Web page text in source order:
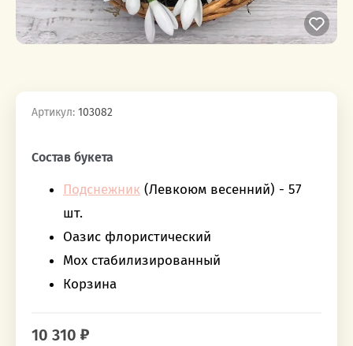
Артикул: 103082
Состав букета
Подснежник (Левкоюм весенний) - 57
шт.
Оазис флористический
Мох стабилизированный
Корзина
10 310